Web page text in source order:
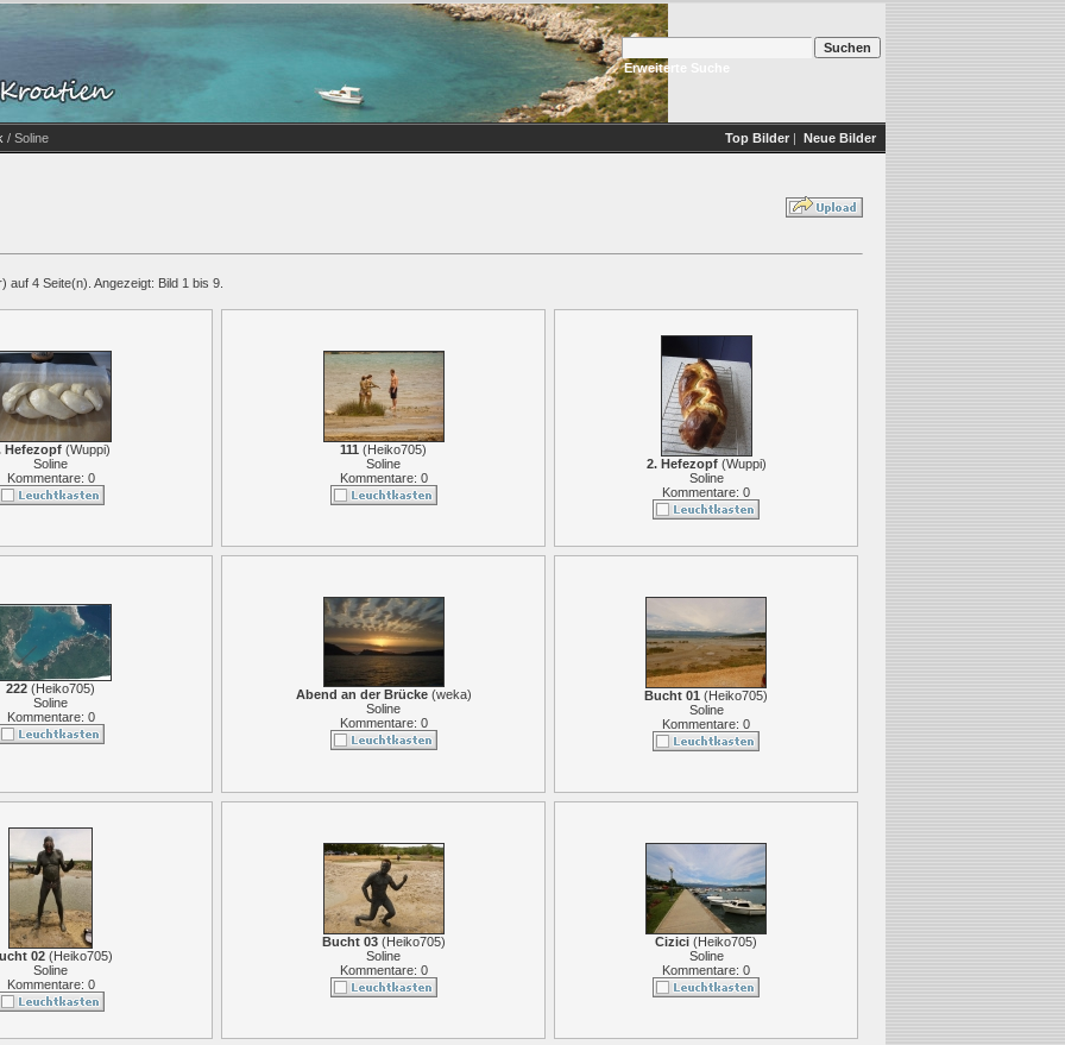
Erweiterte Suche
/ Soline Top Bilder | Neue Bilder
auf 4 Seite(n). Angezeigt: Bild 1 bis 9.
Hefezopf (Wuppi)
Soline
Kommentare: 0
111 (Heiko705)
Soline
Kommentare: 0
2. Hefezopf(Wuppi)
Soline
Kommentare: 0
222 (Heiko705)
Soline
Kommentare: 0
Abend an der Brücke(weka)
Soline
Kommentare: 0
Bucht 01 (Heiko705)
Soline
Kommentare: 0
02(Heiko705)
Soline
Kommentare: 0
Bucht 03(Heiko705)
Soline
Kommentare: 0
Cizici (Heiko705)
Soline
Kommentare: 0